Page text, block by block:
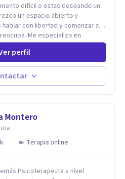
difícil o estas deseando un
un espacio abierto y
con libertad y comenzar a
en
lo largo de mi experiencia
a muchas Familias y Parejas con
el manejo del estrés,
Depresión, Retos en la Crianza,
otros. Cuento con más de 12
perfil
Montero
Terapia online
Psicoterapeuta a nivel